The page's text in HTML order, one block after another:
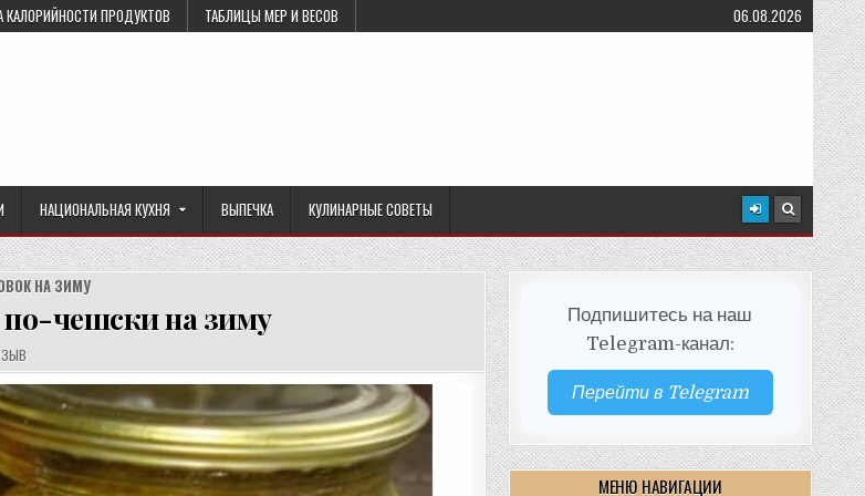
КАЛОРИЙНОСТИ ПРОДУКТОВ ТАБЛИЦЫ МЕР И ВЕСОВ 06.08.2026
НАЦИОНАЛЬНАЯ КУХНЯ ВЫПЕЧКА КУЛИНАРНЫЕ СОВЕТЫ
НА ЗИМУ
чешски на зиму
Подпишитесь на наш
Telegram-канал:
Перейти в Telegram
МЕНЮ НАВИГАЦИИ